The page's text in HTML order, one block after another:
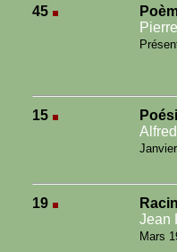
45
15
19
Jean
Mars